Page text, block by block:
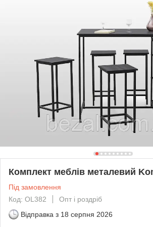
Комплект меблів металевий
Під замовлення
Код: OL382
Опт і роздріб
Відправка з 18 серпня 2026